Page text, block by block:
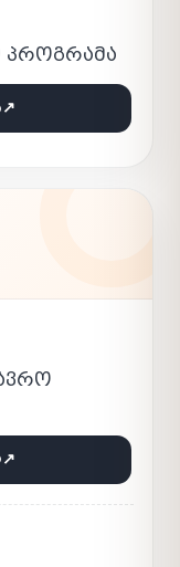
ᲞᲠᲝᲒᲠᲐᲛᲐ
↗
↗